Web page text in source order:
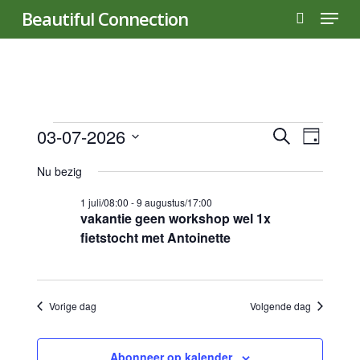
Beautiful Connection
search
Menu
Evenementen
juli
2026
en
Zoeken
Dag
03-07-2026
een
Nu bezig
vakantie geen workshop wel 1x
fietstocht met Antoinette
1 juli/08:00 -9 augustus/17:00
Vorige dag Volgende dag
Abonneer op kalender